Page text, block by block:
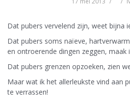
Dat pubers vervelend zijn, weet bijna
Dat pubers soms naïeve,
en ontroerende dingen zeggen, maak
Dat pubers grenzen opzoeken, zien
Maar wat ik het allerleukste vind aan
te verrassen!